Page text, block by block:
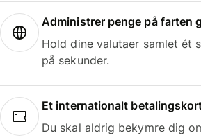
Administrer penge på farten
Hold dine valutaer samlet ét
på sekunder.
Et internationalt
Du skal aldrig bekymre dig